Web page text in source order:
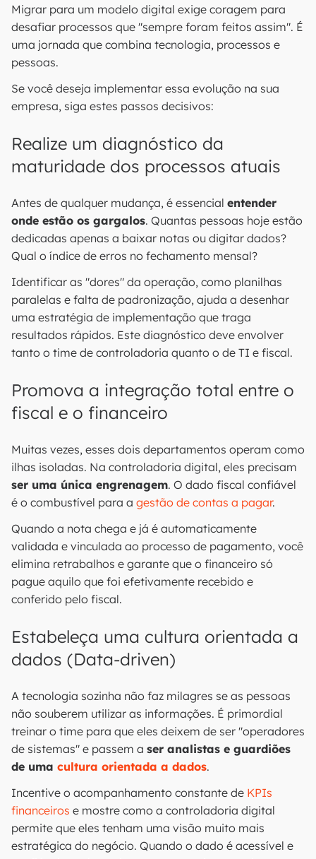
Migrar para um modelo digital exige coragem para
desafiar processos que "sempre foram feitos assim". É
uma jornada que combina tecnologia, processos e
pessoas.
Se você deseja implementar essa evolução na sua
empresa, siga estes passos decisivos:
Realize um diagnóstico da
maturidade dos processos atuais
Antes de qualquer mudança, é essencial entender
onde estão os gargalos. Quantas pessoas hoje estão
dedicadas apenas a baixar notas ou digitar dados?
Qual o índice de erros no fechamento mensal?
Identificar as "dores" da operação, como planilhas
paralelas e falta de padronização, ajuda a desenhar
uma estratégia de implementação que traga
resultados rápidos. Este diagnóstico deve envolver
tanto o time de controladoria quanto o de TI e fiscal.
Promova a integração total entre o
fiscal e o financeiro
Muitas vezes, esses dois departamentos operam como
ilhas isoladas. Na controladoria digital, eles precisam
ser uma única engrenagem. O dado fiscal confiável
é o combustível para a gestão de contas a pagar.
Quando a nota chega e já é automaticamente
validada e vinculada ao processo de pagamento, você
elimina retrabalhos e garante que o financeiro só
pague aquilo que foi efetivamente recebido e
conferido pelo fiscal.
Estabeleça uma cultura orientada a
dados (Data-driven)
A tecnologia sozinha não faz milagres se as pessoas
não souberem utilizar as informações. É primordial
treinar o time para que eles deixem de ser "operadores
de sistemas" e passem a ser analistas e guardiões
de uma cultura orientada a dados.
Incentive o acompanhamento constante de KPIs
financeiros e mostre como a controladoria digital
permite que eles tenham uma visão muito mais
estratégica do negócio. Quando o dado é acessível e